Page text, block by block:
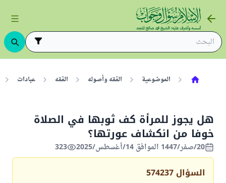
الموضوعية الفقه وأصوله الفقه عبادات
هل يجوز للمرأة كف ثوبها في الصلاة
خوفا من انكشاف عورتها؟
20/صفر/1447 الموافق 14/أغسطس/2025 323
السؤال 574237